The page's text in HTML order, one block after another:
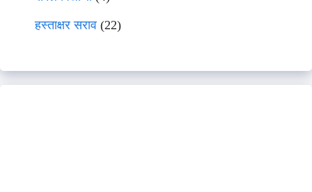
हस्ताक्षर सराव (22)